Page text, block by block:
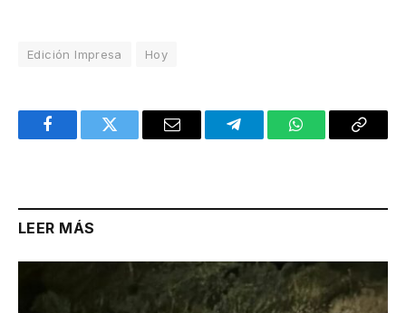
Edición Impresa Hoy
FacebookTwitter Email TelegramWhatsAppCopy
LEER MÁS